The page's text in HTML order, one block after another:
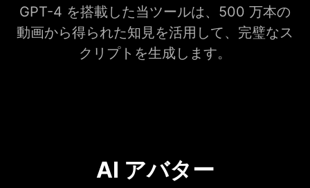
GPT-4 を搭載した当ツールは、500 万本の
動画から得られた知見を活用して、完璧なス
クリプトを生成します。
AI アバター